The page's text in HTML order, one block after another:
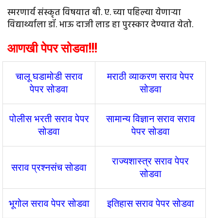
स्मरणार्य संस्कृत विषयात बी. ए. च्या पहिल्या येणाऱ्या
विद्यार्थ्याला डॉ. भाऊ दाजी लाड हा पुरस्कार देण्यात येतो.
आणखी पेपर सोडवा!!!
चालू घडामोडी सराव
पेपर सोडवा
मराठी व्याकरण सराव पेपर
सोडवा
पोलीस भरती सराव पेपर
सोडवा
सामान्य विज्ञान सराव सराव
पेपर सोडवा
सराव प्रश्नसंच सोडवा
राज्यशास्त्र सराव पेपर
सोडवा
भूगोल सराव पेपर सोडवा इतिहास सराव पेपर सोडवा